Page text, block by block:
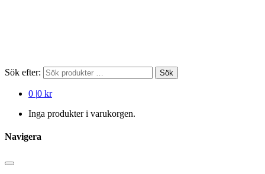
Sök efter: Sök
0 |0 kr
Inga produkter i varukorgen.
Navigera